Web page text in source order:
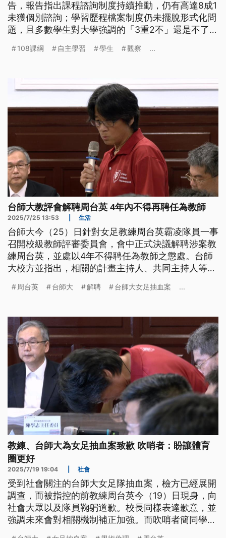
告，報告指出課程諮詢制度持續推動，仍有高達8成1
未獲個別諮詢；學習歷程檔案制度仍未擺脫形式化問
題，且多數學生對大學強調的「3重2不」還是不了
108課綱 自主學習 學生 觀察 ...
台師大教評會解聘周台英 4年內不得再聘任為教師
2025/7/25 13:53 生活
台師大今（25）日針對女足教練周台英霸凌隊員一事
召開校級教師評審委員會，會中正式決議解聘涉案教
練周台英，並處以4年不得聘任為教師之懲處。台師
大校方並指出，相關的計畫主持人、共同主持人等，
理。
周台英 台師大 解聘 台師大女足抽血案 ...
教練、台師大為女足抽血案致歉 吹哨者：盼讓體育
圈更好
2025/7/19 19:04 社會
受到社會關注的台師大女足隊抽血案，檢方已經展開
調查，而被指控的前教練周台英今（19）日現身，向
社會大眾以及隊員鞠躬道歉。校長同樣表達歉意，並
強調未來會對相關機制補正加強。而吹哨者簡同學透